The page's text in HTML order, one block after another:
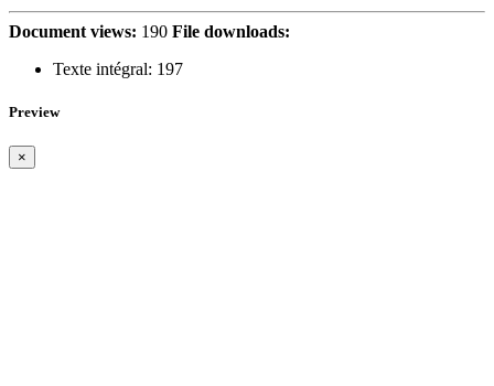
Document views: 190 File downloads:
Texte intégral: 197
Preview
×